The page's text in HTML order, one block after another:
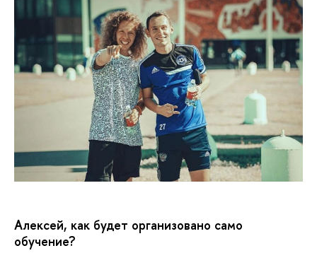
Алексей, как будет организовано само
обучение?